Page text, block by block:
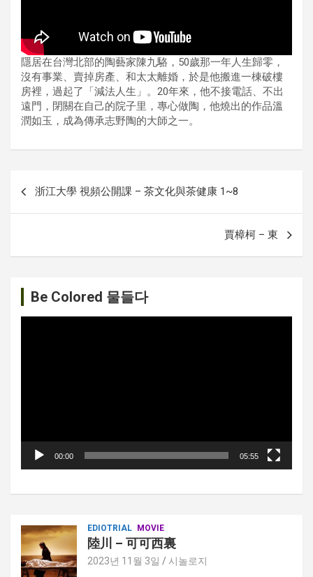
隱居在台灣北部的陶藝家陳九駱，50歲那一年人生歸零，
沒有事業、賣掉房產、和太太離婚，於是他搬進一棟破樓
房裡，過起了「減法人生」。20年來，他不接電話、不出
遠門，閉關在自己的院子里，專心做陶，他燒出的作品溫
潤如玉，成為傳承志野陶的大師之一。
션
浙江大學 視頻公開課 – 茶文化與茶健康 1~8
賈樟柯 – 東
Be Colored 물들다
00:00 05:55
EDIOTRIAL MOVIE
陸川 – 可可西裏
2023년 11월 3일 시놀로지